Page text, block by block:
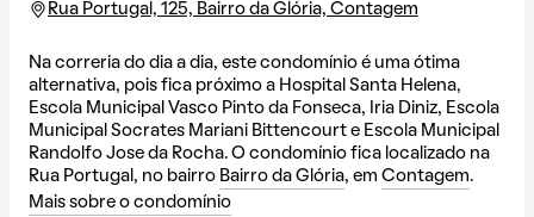
Rua Portugal, 125, Bairro da Glória, Contagem
Na correria do dia a dia, este condomínio é uma ótima
alternativa, pois fica próximo a Hospital Santa Helena,
Escola Municipal Vasco Pinto da Fonseca, Iria Diniz, Escola
Municipal Socrates Mariani Bittencourt e Escola Municipal
Randolfo Jose da Rocha. O condomínio fica localizado na
Rua Portugal, no bairro Bairro da Glória, em Contagem.
Mais sobre o condomínio